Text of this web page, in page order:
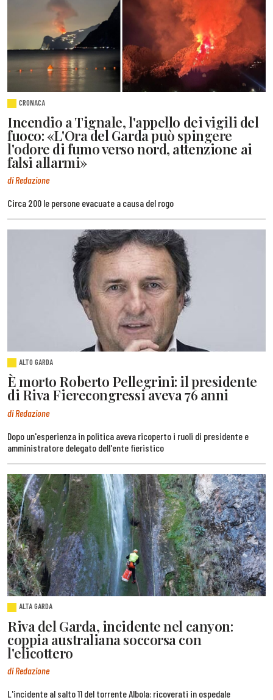
CRONACA
Incendio a Tignale, l'appello dei vigili del
fuoco: «L'Ora del Garda può spingere
l'odore di fumo verso nord, attenzione ai
falsi allarmi»
di Redazione
Circa 200 le persone evacuate a causa del rogo
ALTO GARDA
È morto Roberto Pellegrini: il presidente
di Riva Fierecongressi aveva 76 anni
di Redazione
Dopo un'esperienza in politica aveva ricoperto i ruoli di presidente e
amministratore delegato dell'ente fieristico
ALTA GARDA
Riva del Garda, incidente nel canyon:
coppia australiana soccorsa con
l'elicottero
di Redazione
L'incidente al salto 11 del torrente Albola: ricoverati in ospedale